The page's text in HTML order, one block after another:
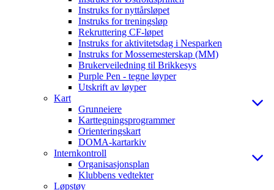
Instruks for nyttårsløpet
Instruks for treningsløp
Rekruttering CF-løpet
Instruks for aktivitetsdag i Nesparken
Instruks for Mossemesterskap (MM)
Brukerveiledning til Brikkesys
Purple Pen - tegne løyper
Utskrift av løyper
Kart
Grunneiere
Karttegningsprogrammer
Orienteringskart
DOMA-kartarkiv
Internkontroll
Organisasjonsplan
Klubbens vedtekter
Løpstøy